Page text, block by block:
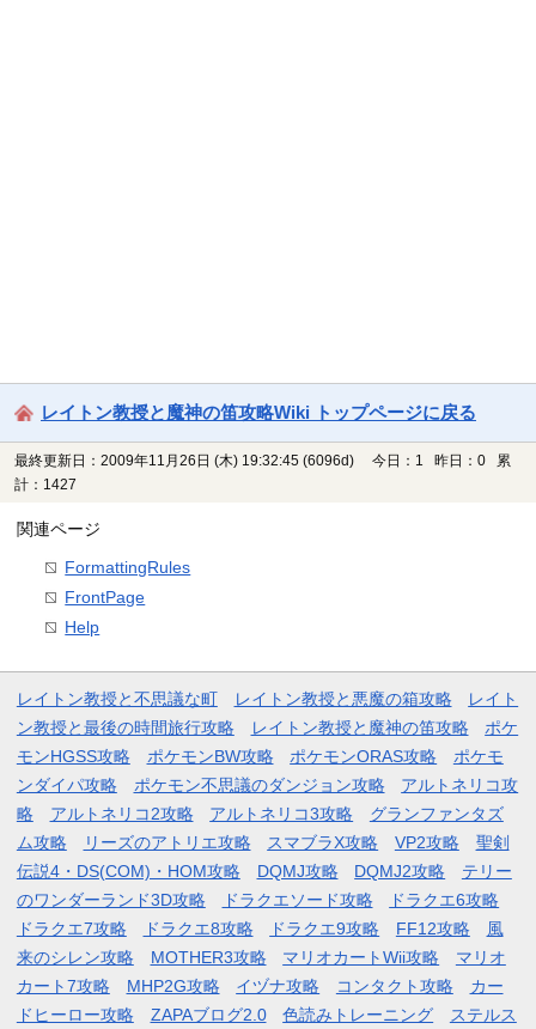
レイトン教授と魔神の笛攻略Wiki トップページに戻る
最終更新日：2009年11月26日 (木) 19:32:45 (6096d)
今日：1 昨日：0 累
計：1427
関連ページ
FormattingRules
FrontPage
Help
レイトン教授と不思議な町 レイトン教授と悪魔の箱攻略
レイト
ン教授と最後の時間旅行攻略
レイトン教授と魔神の笛攻略
ポケ
モンHGSS攻略
ポケモンBW攻略 ポケモンORAS攻略
ポケモ
ンダイパ攻略
ポケモン不思議のダンジョン攻略
アルトネリコ攻
略
アルトネリコ2攻略 アルトネリコ3攻略
グランファンタズ
ム攻略
リーズのアトリエ攻略 スマブラX攻略 VP2攻略
聖剣
伝説4・DS(COM)・HOM攻略
DQMJ攻略 DQMJ2攻略
テリー
のワンダーランド3D攻略
ドラクエソード攻略
ドラクエ6攻略
ドラクエ7攻略
ドラクエ8攻略 ドラクエ9攻略 FF12攻略
風
来のシレン攻略
MOTHER3攻略 マリオカートWii攻略
マリオ
カート7攻略
MHP2G攻略 イヅナ攻略 コンタクト攻略
カー
ドヒーロー攻略
ZAPAブログ2.0 色読みトレーニング ステルス